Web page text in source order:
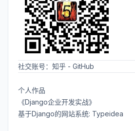
社交账号： 知乎 - GitHub
个人作品
《Django企业开发实战》
基于Django的网站系统: Typeidea